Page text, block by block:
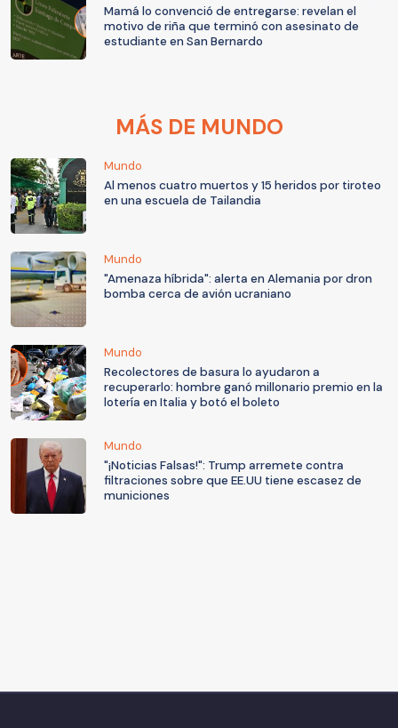
Mamá lo convenció de entregarse: revelan el
motivo de riña que terminó con asesinato de
estudiante en San Bernardo
MÁS DE MUNDO
Mundo
Al menos cuatro muertos y 15 heridos por tiroteo
en una escuela de Tailandia
Mundo
"Amenaza híbrida": alerta en Alemania por dron
bomba cerca de avión ucraniano
Mundo
Recolectores de basura lo ayudaron a
recuperarlo: hombre ganó millonario premio en la
lotería en Italia y botó el boleto
Mundo
"¡Noticias Falsas!": Trump arremete contra
filtraciones sobre que EE.UU tiene escasez de
municiones